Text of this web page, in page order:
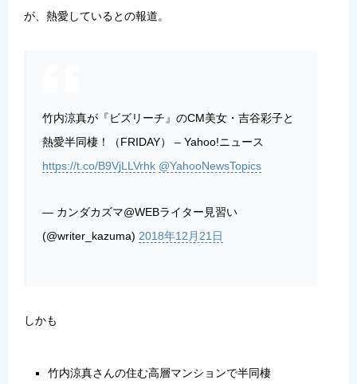
が、熱愛しているとの報道。
竹内涼真が『ビズリーチ』のCM美女・吉谷彩子と
熱愛半同棲！（FRIDAY） – Yahoo!ニュース
https://t.co/B9VjLLVrhk @YahooNewsTopics
— カンダカズマ@WEBライター見習い
(@writer_kazuma) 2018年12月21日
しかも
竹内涼真さんの住む高層マンションで半同棲